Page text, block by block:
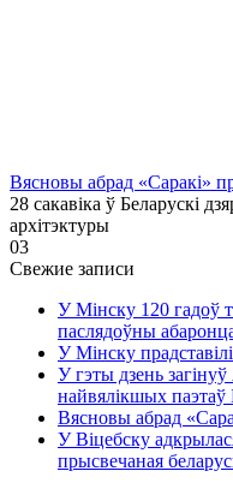
Вясновы абрад «Саракі»
28 сакавіка ў Беларускі
архітэктуры
03
Свежие записи
У Мінску 120 гадоў
паслядоўны
У Мінску
У гэты дзень
найвялікшых паэтаў
Вясновы абрад
У Віцебску
прысвечаная